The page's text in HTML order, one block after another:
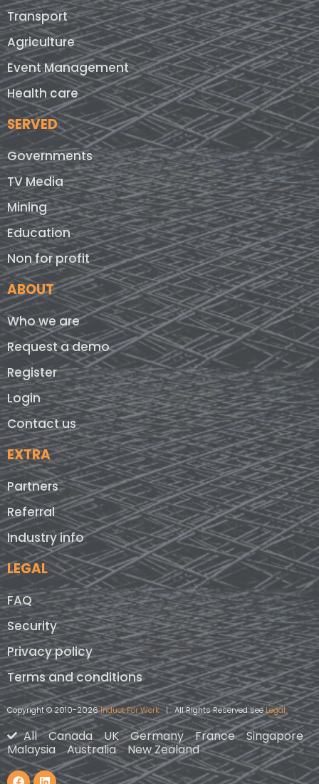
Transport
Agriculture
Event Management
Health care
SERVED
Governments
TV Media
Mining
Education
Non for profit
ABOUT
Who we are
Request a demo
Register
Login
Contact us
EXTRA
Partners
Referral
Industry info
LEGAL
FAQ
Security
Privacy policy
Terms and conditions
Copyright © 2010-2026Induct For Work| All Rights Reserved seeLegal
All Canada UK Germany France
Singapore
Malaysia
Australia New Zealand